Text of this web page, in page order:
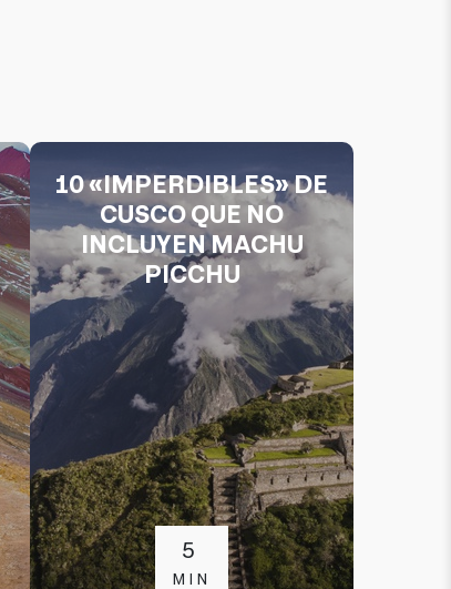
10 «IMPERDIBLES» DE
CUSCO QUE NO
INCLUYEN MACHU
PICCHU
5
MIN